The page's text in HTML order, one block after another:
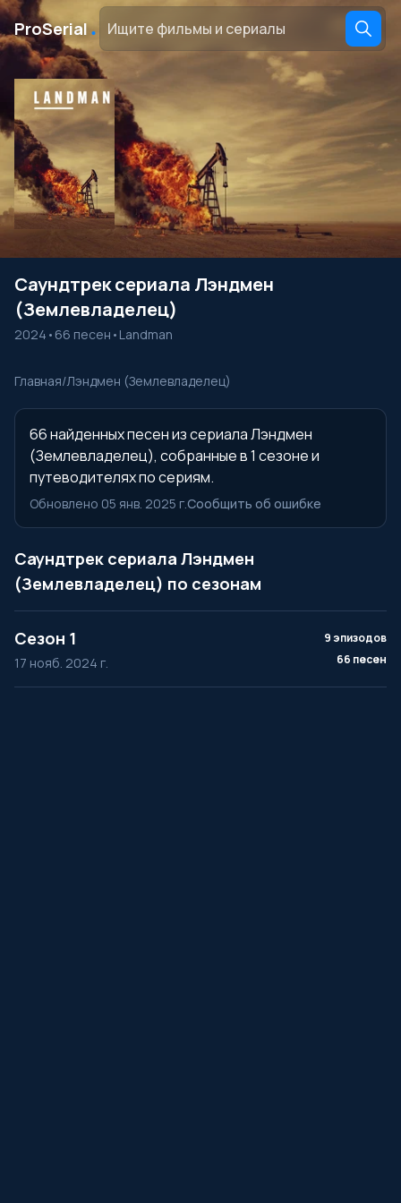
ProSerial․
Саундтрек сериала Лэндмен
(Землевладелец)
2024 • 66 песен • Landman
Главная/Лэндмен (Землевладелец)
66 найденных песен из сериала Лэндмен
(Землевладелец), собранные в 1 сезоне и
путеводителях по сериям.
Обновлено 05 янв. 2025 г.Сообщить об ошибке
Саундтрек сериала Лэндмен
(Землевладелец) по сезонам
Сезон 1
17 нояб. 2024 г.
9 эпизодов
66 песен